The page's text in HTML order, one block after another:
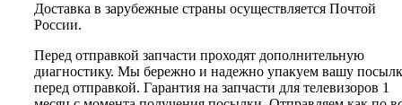
Доставка в зарубежные страны осуществляется Почтой
России.
Перед отправкой запчасти проходят дополнительную
диагностику. Мы бережно и надежно упакуем вашу
перед отправкой. Гарантия на запчасти для телевизоров 1